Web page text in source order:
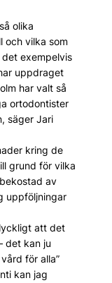
olika
och vilka som
exempelvis
uppdraget
har valt så
ortodontister
säger Jari
kring de
grund för vilka
av
uppföljningar
att det
det kan ju
för alla”
kan jag